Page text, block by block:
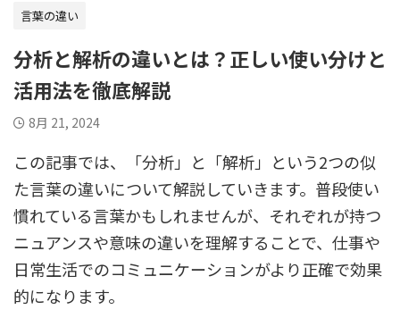
言葉の違い
分析と解析の違いとは？正しい使い分けと
活用法を徹底解説
8月 21, 2024
この記事では、「分析」と「解析」という2つの似
た言葉の違いについて解説していきます。普段使い
慣れている言葉かもしれませんが、それぞれが持つ
ニュアンスや意味の違いを理解することで、仕事や
日常生活でのコミュニケーションがより正確で効果
的になります。